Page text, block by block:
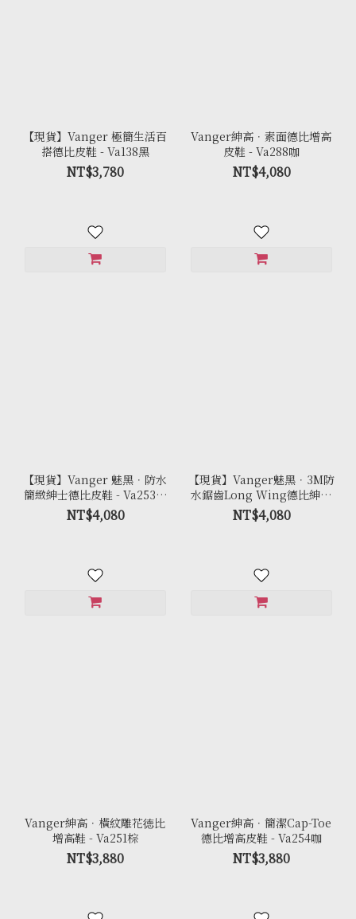
【現貨】Vanger 極簡生活百
搭德比皮鞋 - Va138黑
NT$3,780
Vanger紳高．素面德比增高
皮鞋 - Va288咖
NT$4,080
【現貨】Vanger 魅黑．防水
簡緻紳士德比皮鞋 - Va253防
水黑
NT$4,080
【現貨】Vanger魅黑．3M防
水鋸齒Long Wing德比紳士
皮鞋 - Va261防水黑
NT$4,080
Vanger紳高．橫紋雕花徳比
增高鞋 - Va251棕
NT$3,880
Vanger紳高．簡潔Cap-Toe
德比增高皮鞋 - Va254咖
NT$3,880